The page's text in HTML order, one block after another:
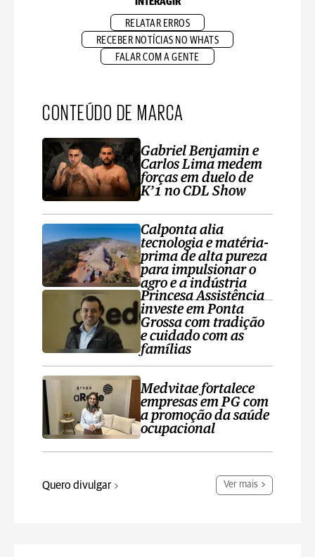
RELATAR ERROS
RECEBER NOTÍCIAS NO WHATS
FALAR COM A GENTE
CONTEÚDO DE MARCA
Gabriel Benjamin e
Carlos Lima medem
forças em duelo de
K’1 no CDL Show
Calponta alia
tecnologia e matéria-
prima de alta pureza
para impulsionar o
agro e a indústria
Princesa Assistência
investe em Ponta
Grossa com tradição
e cuidado com as
famílias
Medvitae fortalece
empresas em PG com
a promoção da saúde
ocupacional
Quero divulgar Ver mais